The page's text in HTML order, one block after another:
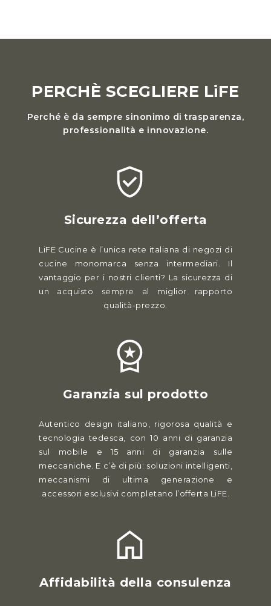
PERCHÈ SCEGLIERE LiFE
Perché è da sempre sinonimo di trasparenza,
professionalità e innovazione.
Sicurezza dell’offerta
LiFE Cucine è l’unica rete italiana di negozi di
cucine monomarca senza intermediari. Il
vantaggio per i nostri clienti? La sicurezza di
un acquisto sempre al miglior rapporto
qualità-prezzo.
Garanzia sul prodotto
Autentico design italiano, rigorosa qualità e
tecnologia tedesca, con 10 anni di garanzia
sul mobile e 15 anni di garanzia sulle
meccaniche. E c’è di più: soluzioni intelligenti,
meccanismi di ultima generazione e
accessori esclusivi completano l’offerta LiFE.
Affidabilità della consulenza